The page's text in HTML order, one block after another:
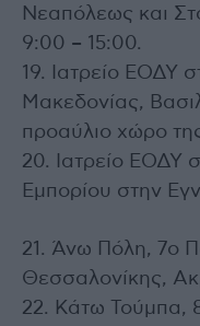
Νεαπόλεως και
9:00 – 15:00.
19. Ιατρείο ΕΟΔΥ
Μακεδονίας,
προαύλιο χώρο
20. Ιατρείο ΕΟΔΥ
Εμπορίου στην
21. Άνω Πόλη, 7ο
Θεσσαλονίκης,
22. Κάτω Τούμπα,